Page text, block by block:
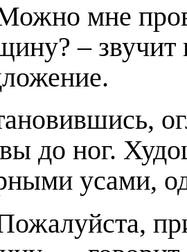
мне
– звучит
до ног.
усами,